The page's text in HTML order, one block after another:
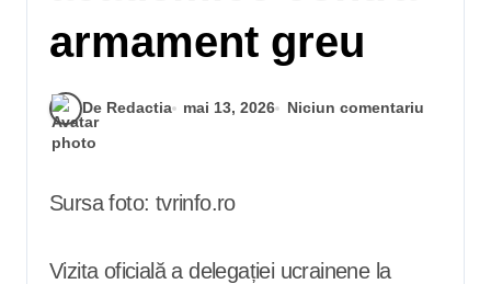
armament greu
De Redactia mai 13, 2026 Niciun comentariu
Sursa foto: tvrinfo.ro
Vizita oficială a delegației ucrainene la